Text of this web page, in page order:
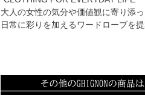
大人の女性の気分や価値観に寄り添っ
日常に彩りを加えるワードローブを提